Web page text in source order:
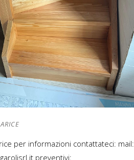
per informazioni contattateci: mail:
preventivi: